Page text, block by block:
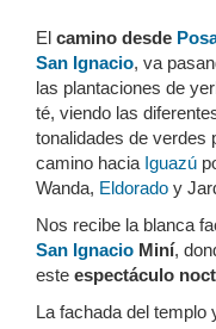
El camino desde
San Ignacio, va
las plantaciones de
té, viendo las
tonalidades de verdes
camino hacia Iguazú
Wanda, Eldorado y
Nos recibe la blanca
San Ignacio Miní,
este espectáculo
La fachada del templo